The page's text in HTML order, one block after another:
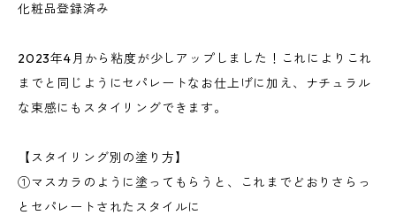
化粧品登録済み
2023年4月から粘度が少しアップしました！これによりこれ
までと同じようにセパレートなお仕上げに加え、ナチュラル
な束感にもスタイリングできます。
【スタイリング別の塗り方】
①マスカラのように塗ってもらうと、これまでどおりさらっ
とセパレートされたスタイルに